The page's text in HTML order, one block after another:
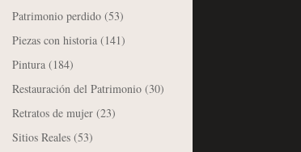
Patrimonio perdido (53)
Piezas con historia (141)
Pintura (184)
Restauración del Patrimonio (30)
Retratos de mujer (23)
Sitios Reales (53)